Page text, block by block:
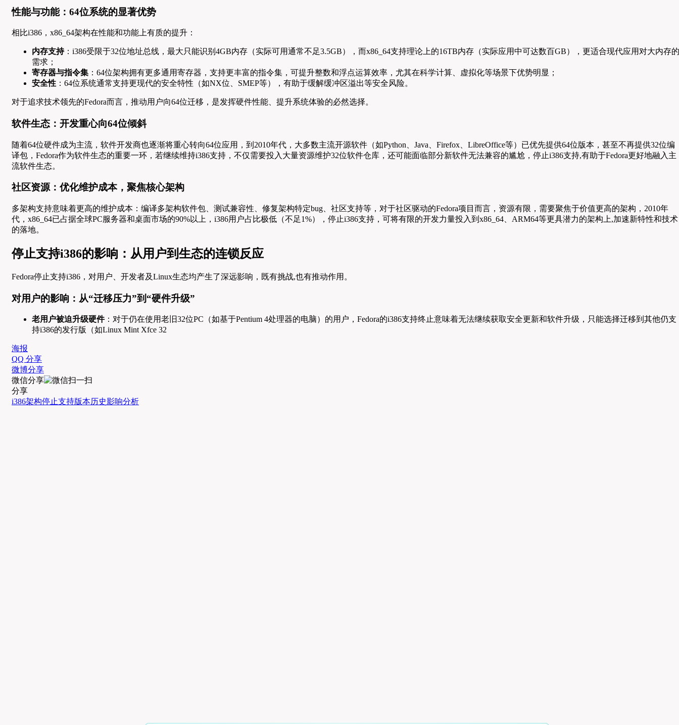
性能与功能：64位系统的显著优势
相比i386，x86_64架构在性能和功能上有质的提升：
内存支持：i386受限于32位地址总线，最大只能识别4GB内存（实际可用通常不足3.5GB），而x86_64支持理论上的16TB内存（实际应用中可达数百GB），更适合现代应用对大内存的
需求；
寄存器与指令集 ：64位架构拥有更多通用寄存器，支持更丰富的指令集，可提升整数和浮点运算效率，尤其在科学计算、虚拟化等场景下优势明显；
安全性 ：64位系统通常支持更现代的安全特性（如NX位、SMEP等），有助于缓解缓冲区溢出等安全风险。
对于追求技术领先的Fedora而言，推动用户向64位迁移，是发挥硬件性能、提升系统体验的必然选择。
软件生态：开发重心向64位倾斜
随着64位硬件成为主流，软件开发商也逐渐将重心转向64位应用，到2010年代，大多数主流开源软件（如Python、Java、Firefox、LibreOffice等）已优先提供64位版本，甚至不再提供32位编
译包，Fedora作为软件生态的重要一环，若继续维持i386支持，不仅需要投入大量资源维护32位软件仓库，还可能面临部分新软件无法兼容的尴尬，停止i386支持,有助于Fedora更好地融入主
流软件生态。
社区资源：优化维护成本，聚焦核心架构
多架构支持意味着更高的维护成本：编译多架构软件包、测试兼容性、修复架构特定bug、社区支持等，对于社区驱动的Fedora项目而言，资源有限，需要聚焦于价值更高的架构，2010年
代，x86_64已占据全球PC服务器和桌面市场的90%以上，i386用户占比极低（不足1%），停止i386支持，可将有限的开发力量投入到x86_64、ARM64等更具潜力的架构上,加速新特性和技术
的落地。
停止支持i386的影响：从用户到生态的连锁反应
Fedora停止支持i386，对用户、开发者及Linux生态均产生了深远影响，既有挑战,也有推动作用。
对用户的影响：从“迁移压力”到“硬件升级”
老用户被迫升级硬件：对于仍在使用老旧32位PC（如基于Pentium 4处理器的电脑）的用户，Fedora的i386支持终止意味着无法继续获取安全更新和软件升级，只能选择迁移到其他仍支
持i386的发行版（如Linux Mint Xfce 32
海报
QQ 分享
微博分享
微信分享
分享
i386架构停止支持版本历史影响分析